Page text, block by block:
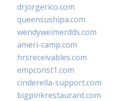
drjorgerico.com
queensushipa.com
wendyweimerdds.com
ameri-camp.com
hrsreceivables.com
empconst1.com
cinderella-support.com
bigpinkrestaurant.com